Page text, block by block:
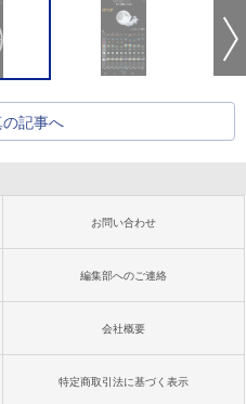
の記事へ
お問い合わせ
編集部へのご連絡
会社概要
特定商取引法に基づく表示